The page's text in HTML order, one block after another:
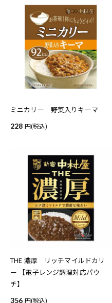
ミニカリー 野菜入りキーマ
228 (税込)
THE 濃厚 リッチマイルドカリ
ー 【電子レンジ調理対応パウ
チ】
356 (税込)